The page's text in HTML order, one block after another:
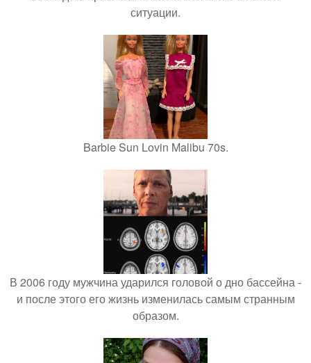
ситуации.
Barbie Sun Lovin Malibu 70s.
В 2006 году мужчина ударился головой о дно бассейна -
и после этого его жизнь изменилась самым странным
образом.